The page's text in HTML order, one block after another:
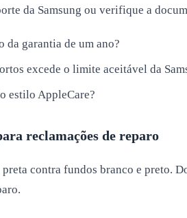
da Samsung ou verifique a
da garantia de um ano?
excede o limite aceitável da
estilo AppleCare?
reclamações de reparo
contra fundos branco e preto.